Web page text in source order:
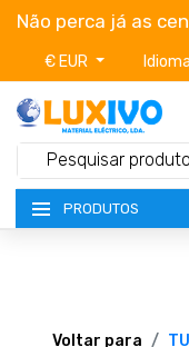
Não perca já as
€ EUR
PRODUTOS
TERMOS E CONDIÇÕES
Voltar para